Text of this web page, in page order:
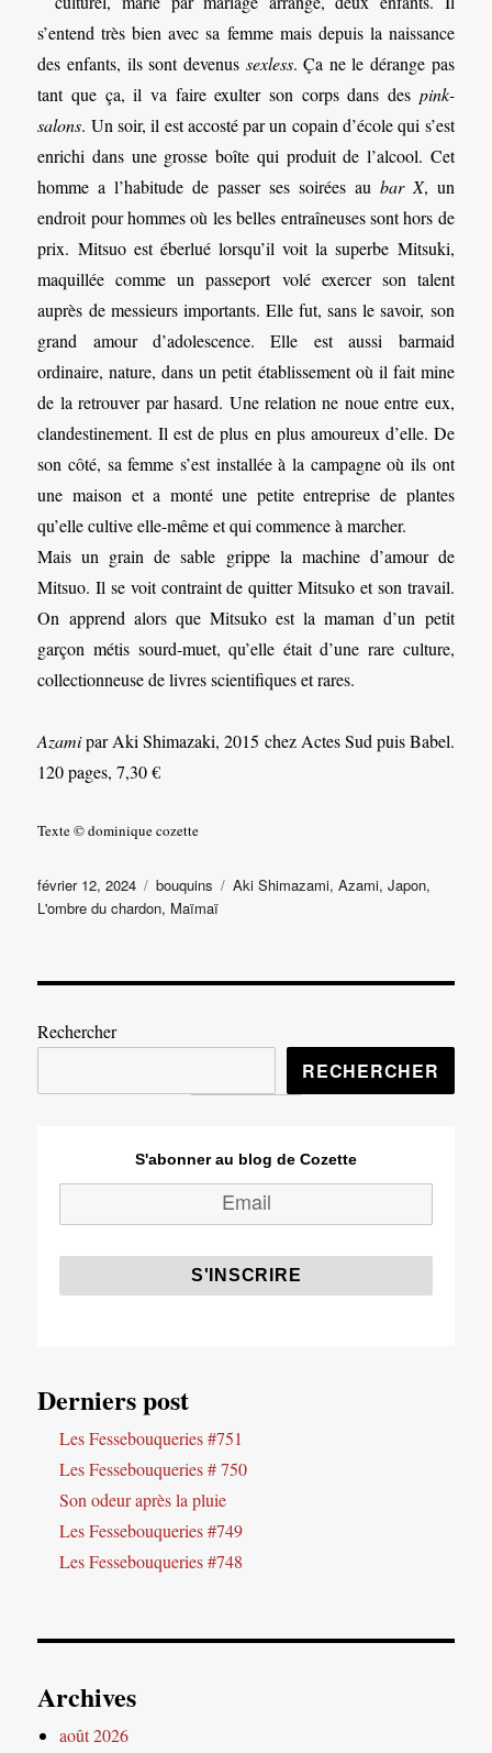
s’entend très bien avec sa femme mais depuis la naissance
des enfants, ils sont devenus sexless. Ça ne le dérange pas
tant que ça, il va faire exulter son corps dans des pink-
salons. Un soir, il est accosté par un copain d’école qui s’est
enrichi dans une grosse boîte qui produit de l’alcool. Cet
homme a l’habitude de passer ses soirées au bar X, un
endroit pour hommes où les belles entraîneuses sont hors de
prix. Mitsuo est éberlué lorsqu’il voit la superbe Mitsuki,
maquillée comme un passeport volé exercer son talent
auprès de messieurs importants. Elle fut, sans le savoir, son
grand amour d’adolescence. Elle est aussi barmaid
ordinaire, nature, dans un petit établissement où il fait mine
de la retrouver par hasard. Une relation ne noue entre eux,
clandestinement. Il est de plus en plus amoureux d’elle. De
son côté, sa femme s’est installée à la campagne où ils ont
une maison et a monté une petite entreprise de plantes
qu’elle cultive elle-même et qui commence à marcher.
Mais un grain de sable grippe la machine d’amour de
Mitsuo. Il se voit contraint de quitter Mitsuko et son travail.
On apprend alors que Mitsuko est la maman d’un petit
garçon métis sourd-muet, qu’elle était d’une rare culture,
collectionneuse de livres scientifiques et rares.
Azamipar Aki Shimazaki, 2015 chez Actes Sud puis Babel.
120 pages, 7,30 €
Texte © dominique cozette
Publié
le
février 12, 2024 Catégories
bouquins Étiquettes
Aki Shimazami,Azami,Japon,
L'ombre du chardon, Maïmaï
Rechercher
RECHERCHER
S'abonner au blog de Cozette
Derniers post
Les Fessebouqueries #751
Les Fessebouqueries # 750
Son odeur après la pluie
Les Fessebouqueries #749
Les Fessebouqueries #748
Archives
août 2026